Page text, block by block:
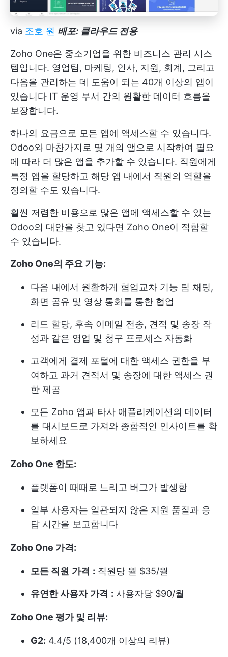
via 조호 원 배포: 클라우드 전용
Zoho One은 중소기업을 위한 비즈니스 관리 시스
템입니다. 영업팀, 마케팅, 인사, 지원, 회계, 그리고
다음을 관리하는 데 도움이 되는 40개 이상의 앱이
있습니다 IT 운영 부서 간의 원활한 데이터 흐름을
보장합니다.
하나의 요금으로 모든 앱에 액세스할 수 있습니다.
Odoo와 마찬가지로 몇 개의 앱으로 시작하여 필요
에 따라 더 많은 앱을 추가할 수 있습니다. 직원에게
특정 앱을 할당하고 해당 앱 내에서 직원의 역할을
정의할 수도 있습니다.
훨씬 저렴한 비용으로 많은 앱에 액세스할 수 있는
Odoo의 대안을 찾고 있다면 Zoho One이 적합할
수 있습니다.
Zoho One의 주요 기능:
다음 내에서 원활하게 협업 교차 기능 팀 채팅,
화면 공유 및 영상 통화를 통한 협업
리드 할당, 후속 이메일 전송, 견적 및 송장 작
성과 같은 영업 및 청구 프로세스 자동화
고객에게 결제 포털에 대한 액세스 권한을 부
여하고 과거 견적서 및 송장에 대한 액세스 권
한 제공
모든 Zoho 앱과 타사 애플리케이션의 데이터
를 대시보드로 가져와 종합적인 인사이트를 확
보하세요
Zoho One 한도:
플랫폼이 때때로 느리고 버그가 발생함
일부 사용자는 일관되지 않은 지원 품질과 응
답 시간을 보고합니다
Zoho One 가격:
모든 직원 가격 : 직원당 월 $35/월
유연한 사용자 가격 : 사용자당 $90/월
Zoho One 평가 및 리뷰:
G2: 4.4/5 (18,400개 이상의 리뷰)